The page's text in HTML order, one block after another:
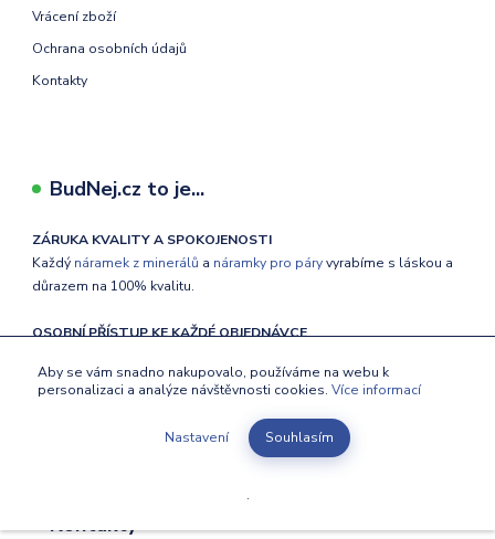
Vrácení zboží
Ochrana osobních údajů
Kontakty
BudNej.cz to je...
ZÁRUKA KVALITY A SPOKOJENOSTI
Každý náramek z minerálů a náramky pro páryvyrabíme s láskou a
důrazem na 100% kvalitu.
OSOBNÍ PŘÍSTUP KE KAŽDÉ OBJEDNÁVCE
RYCHLÉ DODÁNÍ
Odeslání objednávky do 24 hodin.
Kontakty
Aby se vám snadno nakupovalo, používáme na webu k
personalizaci a analýze návštěvnosti cookies. Více informací
Nastavení Souhlasím
.